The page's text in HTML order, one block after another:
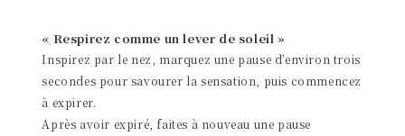
« Respirez comme un lever de soleil »
Inspirez par le nez, marquez une pause d’environ trois
secondes pour savourer la sensation, puis commencez
à expirer.
Après avoir expiré, faites à nouveau une pause